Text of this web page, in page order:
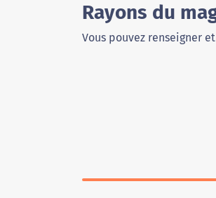
Rayons du
Vous pouvez renseigner